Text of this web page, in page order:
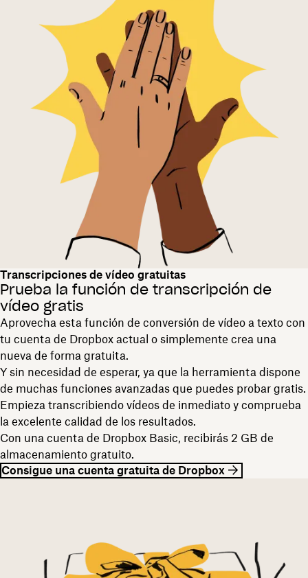
Transcripciones de vídeo gratuitas
Prueba la función de transcripción de
vídeo gratis
Aprovecha esta función de conversión de vídeo a texto con
tu cuenta de Dropbox actual o simplemente crea una
nueva de forma gratuita.
Y sin necesidad de esperar, ya que la herramienta dispone
de muchas funciones avanzadas que puedes probar gratis.
Empieza transcribiendo vídeos de inmediato y comprueba
la excelente calidad de los resultados.
Con una cuenta de Dropbox Basic, recibirás 2 GB de
almacenamiento gratuito.
Consigue una cuenta gratuita de Dropbox